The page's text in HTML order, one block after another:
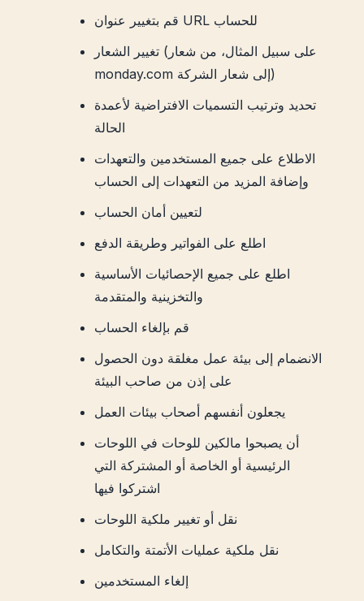
قم بتغيير عنوان URL للحساب
تغيير الشعار (على سبيل المثال، من شعار
monday.com إلى شعار الشركة)
تحديد وترتيب التسميات الافتراضية لأعمدة
الحالة
الاطلاع على جميع المستخدمين والتعهدات
وإضافة المزيد من التعهدات إلى الحساب
لتعيين أمان الحساب
اطلع على الفواتير وطريقة الدفع
اطلع على جميع الإحصائيات الأساسية
والتخزينية والمتقدمة
قم بإلغاء الحساب
الانضمام إلى بيئة عمل مغلقة دون الحصول
على إذن من صاحب البيئة
يجعلون أنفسهم أصحاب بيئات العمل
أن يصبحوا مالكين للوحات في اللوحات
الرئيسية أو الخاصة أو المشتركة التي
اشتركوا فيها
نقل أو تغيير ملكية اللوحات
نقل ملكية عمليات الأتمتة والتكامل
إلغاء المستخدمين